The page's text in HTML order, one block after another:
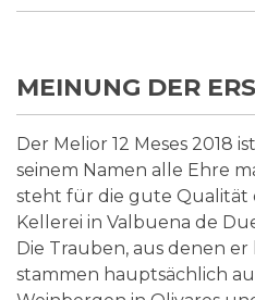
MEINUNG DER
Der Melior 12 Meses 2018
seinem Namen alle Ehre
steht für die gute Qualität
Kellerei in Valbuena de
Die Trauben, aus denen
stammen hauptsächlich